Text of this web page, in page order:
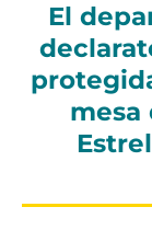
El
mesa